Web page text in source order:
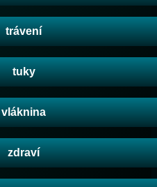
trávení
tuky
vláknina
zdraví